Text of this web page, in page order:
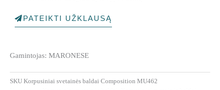
PATEIKTI UŽKLAUSĄ
Gamintojas: MARONESE
SKU Korpusiniai svetainės baldai Composition MU462